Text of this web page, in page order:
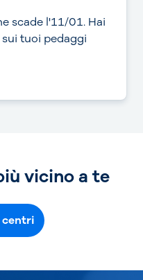
scade l'11/01. Hai
tuoi pedaggi
vicino a te